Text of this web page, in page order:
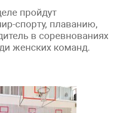
пройдут
спорту, плаванию,
в соревнованиях
женских команд.